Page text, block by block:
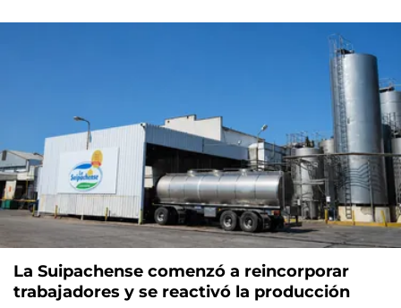
La Suipachense comenzó a reincorporar
trabajadores y se reactivó la producción